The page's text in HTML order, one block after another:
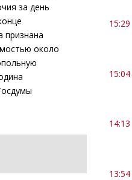
за день
признана
около
15:29
15:04
14:13
13:54